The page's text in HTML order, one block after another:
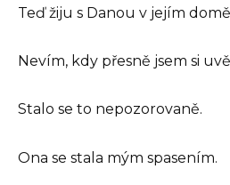
Teď žiju s Danou v jejím
Nevím, kdy přesně jsem si
Stalo se to nepozorovaně.
Ona se stala mým spasením.